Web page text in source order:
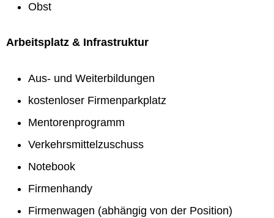
Obst
Arbeitsplatz & Infrastruktur
Aus- und Weiterbildungen
kostenloser Firmenparkplatz
Mentorenprogramm
Verkehrsmittelzuschuss
Notebook
Firmenhandy
Firmenwagen (abhängig von der Position)